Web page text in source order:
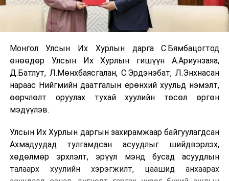
Монгол Улсын Их Хурлын дарга С.Бямбацогтод
өнөөдөр Улсын Их Хурлын гишүүн А.Ариунзаяа,
Д.Батлут, Л.Мөнхбаясгалан, С.Эрдэнэбат, Л.Энхнасан
нараас Нийгмийн даатгалын ерөнхий хуульд нэмэлт,
өөрчлөлт оруулах тухай хуулийн төсөл өргөн
мэдүүлэв.
Улсын Их Хурлын даргын захирамжаар байгуулагдсан
Ахмадуудад тулгамдсан асуудлыг шийдвэрлэх,
хөдөлмөр эрхлэлт, эрүүл мэнд бусад асуудлын
талаарх хуулийн хэрэгжилт, цаашид анхаарах